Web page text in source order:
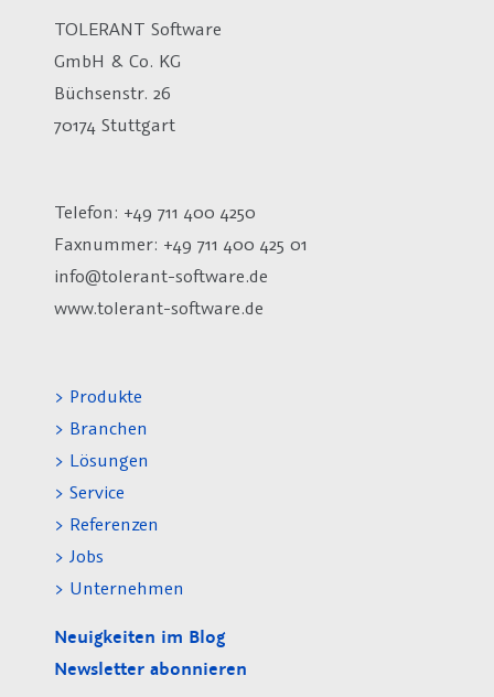
TOLERANT Software
GmbH & Co. KG
Büchsenstr. 26
70174 Stuttgart
Telefon: +49 711 400 4250
Faxnummer: +49 711 400 425 01
info@tolerant-software.de
www.tolerant-software.de
> Produkte
> Branchen
> Lösungen
> Service
> Referenzen
> Jobs
> Unternehmen
Neuigkeiten im Blog
Newsletter abonnieren